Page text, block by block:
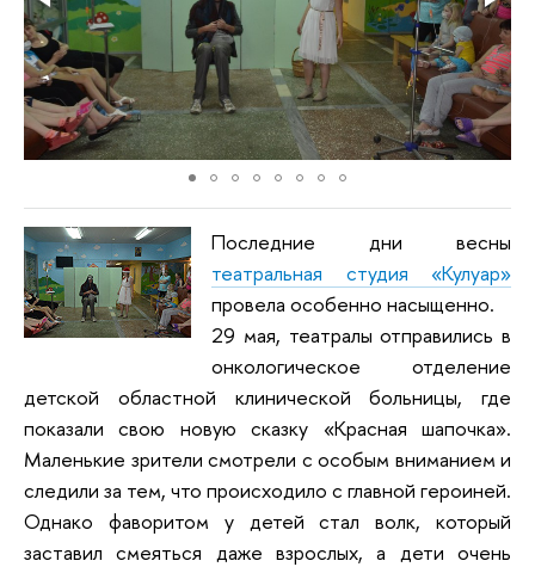
Последние дни весны
театральная студия «Кулуар»
провела особенно насыщенно.
29 мая, театралы отправились в
онкологическое отделение
детской областной клинической больницы, где
показали свою новую сказку «Красная шапочка».
Маленькие зрители смотрели с особым вниманием и
следили за тем, что происходило с главной героиней.
Однако фаворитом у детей стал волк, который
заставил смеяться даже взрослых, а дети очень